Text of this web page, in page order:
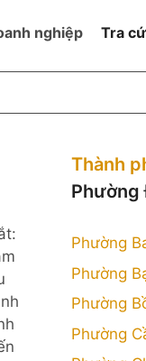
nghiệp Tra
Thành
Phường
Phường
Phường
Phường
Phường